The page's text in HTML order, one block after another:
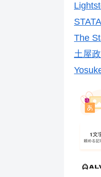
The
土屋